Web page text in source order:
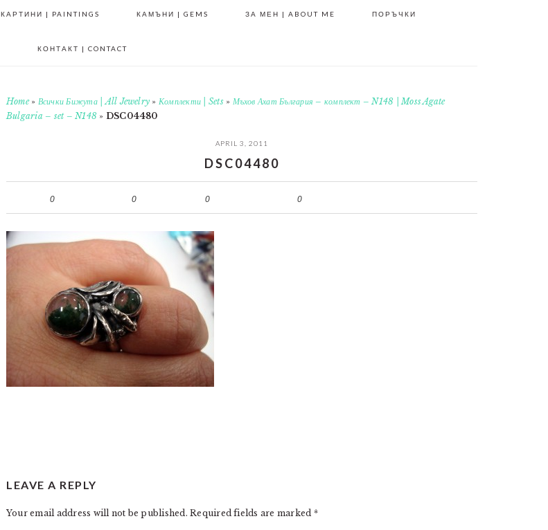
КАРТИНИ | PAINTINGS КАМЪНИ | GEMS ЗА МЕН | ABOUT ME ПОРЪЧКИ
КОНТАКТ | CONTACT
Home» Всички Бижута | All Jewelry » Комплекти | Sets» Мъхов Ахат България – комплект – N148 | Moss Agate
Bulgaria – set – N148 » DSC04480
APRIL 3, 2011
DSC04480
0 0 0 0
INTERACTIONS
LEAVE A REPLY
Your email address will not be published. Required fields are marked *